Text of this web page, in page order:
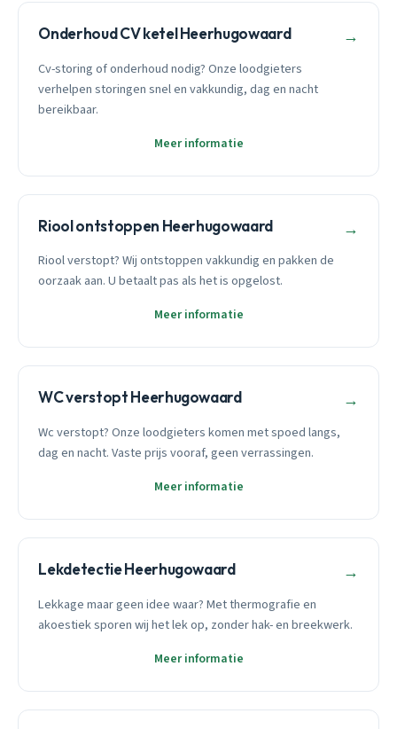
Onderhoud CV ketel Heerhugowaard →
Cv-storing of onderhoud nodig? Onze loodgieters
verhelpen storingen snel en vakkundig, dag en nacht
bereikbaar.
Meer informatie
Riool ontstoppen Heerhugowaard →
Riool verstopt? Wij ontstoppen vakkundig en pakken de
oorzaak aan. U betaalt pas als het is opgelost.
Meer informatie
WC verstopt Heerhugowaard →
Wc verstopt? Onze loodgieters komen met spoed langs,
dag en nacht. Vaste prijs vooraf, geen verrassingen.
Meer informatie
Lekdetectie Heerhugowaard →
Lekkage maar geen idee waar? Met thermografie en
akoestiek sporen wij het lek op, zonder hak- en breekwerk.
Meer informatie